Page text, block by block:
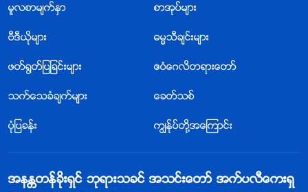
မူလစာမ်က္ႏွာ စာအုပ္မ်ား
ဗီဒီယိုမ်ား ဓမၼသီခ်င္းမ်ား
ဖတ္႐ြတ္ျပျခင္းမ်ား ဧဝံေဂလိတရားေတာ္
သက္ေသခံခ်က္မ်ား ေခတ္သစ္
ပုံျပခန္း ကြၽန္ုပ္တို႔အေၾကာင္း
အနႏၲတန္ခိုးရွင္ ဘုရားသခင္ အသင္းေတာ္ အက္ပလီေကးရွ